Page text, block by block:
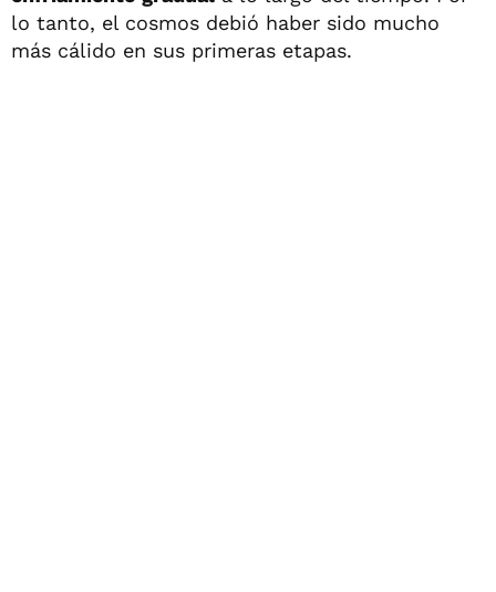
lo tanto, el cosmos debió haber sido mucho
más cálido en sus primeras etapas.